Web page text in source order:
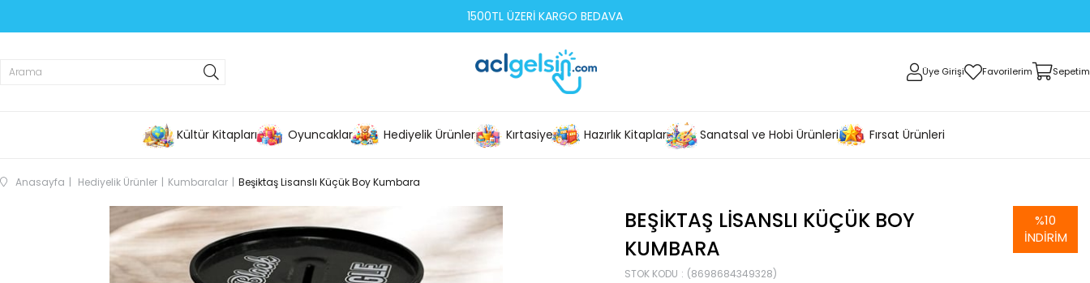
1500TL ÜZERİ KARGO BEDAVA
Üye Girişi Favorilerim Sepetim
Kültür Kitapları Oyuncaklar Hediyelik Ürünler Kırtasiye Hazırlık Kitapları Sanatsal ve Hobi Ürünleri Fırsat Ürünleri
Anasayfa Hediyelik Ürünler Kumbaralar Beşiktaş Lisanslı Küçük Boy Kumbara
BEŞIKTAŞ LISANSLI KÜÇÜK BOY
KUMBARA
STOK KODU
(8698684349328)
%10
İNDIRIM